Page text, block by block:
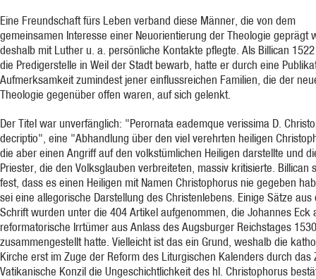
Eine Freundschaft fürs Leben verband diese Männer, die von dem
gemeinsamen Interesse einer Neuorientierung der Theologie geprägt
deshalb mit Luther u. a. persönliche Kontakte pflegte. Als Billican
die Predigerstelle in Weil der Stadt bewarb, hatte er durch eine
Aufmerksamkeit zumindest jener einflussreichen Familien, die der
Theologie gegenüber offen waren, auf sich gelenkt.
Der Titel war unverfänglich: "Perornata eademque verissima D.
decriptio", eine "Abhandlung über den viel verehrten heiligen
die aber einen Angriff auf den volkstümlichen Heiligen darstellte und
Priester, die den Volksglauben verbreiteten, massiv kritisierte. Billican
fest, dass es einen Heiligen mit Namen Christophorus nie gegeben
sei eine allegorische Darstellung des Christenlebens. Einige Sätze aus
Schrift wurden unter die 404 Artikel aufgenommen, die Johannes Eck
reformatorische Irrtümer aus Anlass des Augsburger Reichstages 1530
zusammengestellt hatte. Vielleicht ist das ein Grund, weshalb die
Kirche erst im Zuge der Reform des Liturgischen Kalenders durch das
Vatikanische Konzil die Ungeschichtlichkeit des hl. Christophorus